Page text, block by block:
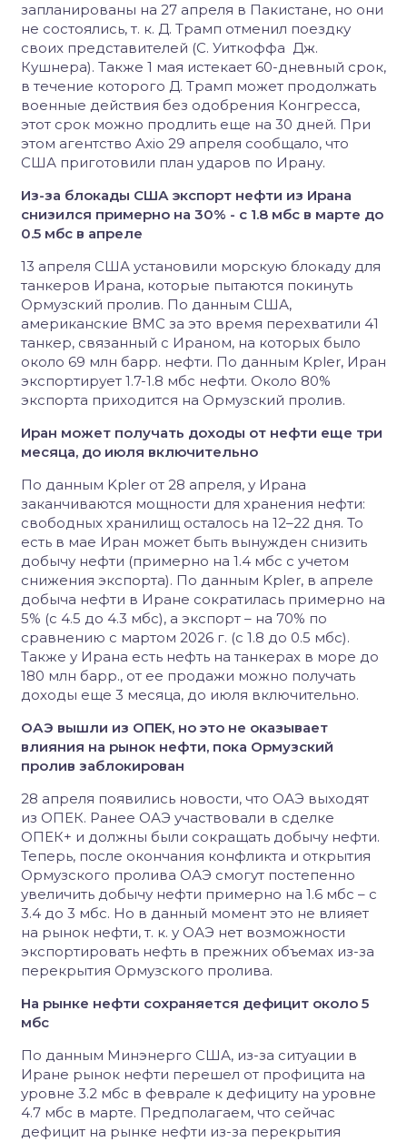
запланированы на 27 апреля в Пакистане, но они
не состоялись, т. к. Д. Трамп отменил поездку
своих представителей (С. Уиткоффа Дж.
Кушнера). Также 1 мая истекает 60-дневный срок,
в течение которого Д. Трамп может продолжать
военные действия без одобрения Конгресса,
этот срок можно продлить еще на 30 дней. При
этом агентство Axio 29 апреля сообщало, что
США приготовили план ударов по Ирану.
Из-за блокады США экспорт нефти из Ирана
снизился примерно на 30% - с 1.8 мбс в марте до
0.5 мбс в апреле
13 апреля США установили морскую блокаду для
танкеров Ирана, которые пытаются покинуть
Ормузский пролив. По данным США,
американские ВМС за это время перехватили 41
танкер, связанный с Ираном, на которых было
около 69 млн барр. нефти. По данным Kpler, Иран
экспортирует 1.7-1.8 мбс нефти. Около 80%
экспорта приходится на Ормузский пролив.
Иран может получать доходы от нефти еще три
месяца, до июля включительно
По данным Kpler от 28 апреля, у Ирана
заканчиваются мощности для хранения нефти:
свободных хранилищ осталось на 12–22 дня. То
есть в мае Иран может быть вынужден снизить
добычу нефти (примерно на 1.4 мбс с учетом
снижения экспорта). По данным Kpler, в апреле
добыча нефти в Иране сократилась примерно на
5% (с 4.5 до 4.3 мбс), а экспорт – на 70% по
сравнению с мартом 2026 г. (с 1.8 до 0.5 мбс).
Также у Ирана есть нефть на танкерах в море до
180 млн барр., от ее продажи можно получать
доходы еще 3 месяца, до июля включительно.
ОАЭ вышли из ОПЕК, но это не оказывает
влияния на рынок нефти, пока Ормузский
пролив заблокирован
28 апреля появились новости, что ОАЭ выходят
из ОПЕК. Ранее ОАЭ участвовали в сделке
ОПЕК+ и должны были сокращать добычу нефти.
Теперь, после окончания конфликта и открытия
Ормузского пролива ОАЭ смогут постепенно
увеличить добычу нефти примерно на 1.6 мбс – с
3.4 до 3 мбс. Но в данный момент это не влияет
на рынок нефти, т. к. у ОАЭ нет возможности
экспортировать нефть в прежних объемах из-за
перекрытия Ормузского пролива.
На рынке нефти сохраняется дефицит около 5
мбс
По данным Минэнерго США, из-за ситуации в
Иране рынок нефти перешел от профицита на
уровне 3.2 мбс в феврале к дефициту на уровне
4.7 мбс в марте. Предполагаем, что сейчас
дефицит на рынке нефти из-за перекрытия